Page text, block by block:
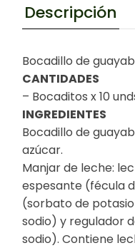
Descripción
Bocadillo de
CANTIDADES
– Bocaditos x 10
INGREDIENTES
Bocadillo de
azúcar.
Manjar de leche:
espesante (fécula
(sorbato de
sodio) y regulador
sodio). Contiene